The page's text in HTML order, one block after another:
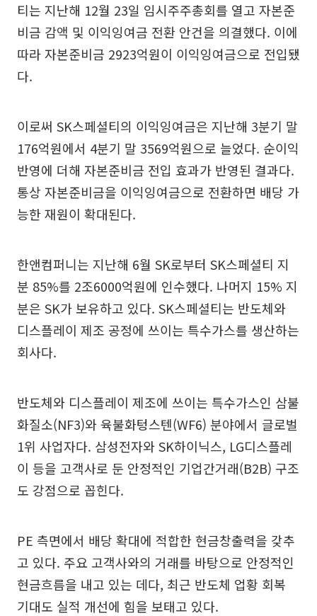
티는 지난해 12월 23일 임시주주총회를 열고 자본준
비금 감액 및 이익잉여금 전환 안건을 의결했다. 이에
따라 자본준비금 2923억원이 이익잉여금으로 전입됐
다.
이로써 SK스페셜티의 이익잉여금은 지난해 3분기 말
176억원에서 4분기 말 3569억원으로 늘었다. 순이익
반영에 더해 자본준비금 전입 효과가 반영된 결과다.
통상 자본준비금을 이익잉여금으로 전환하면 배당 가
능한 재원이 확대된다.
한앤컴퍼니는 지난해 6월 SK로부터 SK스페셜티 지
분 85%를 2조6000억원에 인수했다. 나머지 15% 지
분은 SK가 보유하고 있다. SK스페셜티는 반도체와
디스플레이 제조 공정에 쓰이는 특수가스를 생산하는
회사다.
반도체와 디스플레이 제조에 쓰이는 특수가스인 삼불
화질소(NF3)와 육불화텅스텐(WF6) 분야에서 글로벌
1위 사업자다. 삼성전자와 SK하이닉스, LG디스플레
이 등을 고객사로 둔 안정적인 기업간거래(B2B) 구조
도 강점으로 꼽힌다.
PE 측면에서 배당 확대에 적합한 현금창출력을 갖추
고 있다. 주요 고객사와의 거래를 바탕으로 안정적인
현금흐름을 내고 있는 데다, 최근 반도체 업황 회복
기대도 실적 개선에 힘을 보태고 있다.